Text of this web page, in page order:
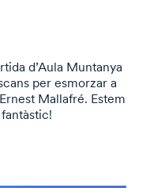
d’Aula Muntanya
per esmorzar a
Mallafré. Estem